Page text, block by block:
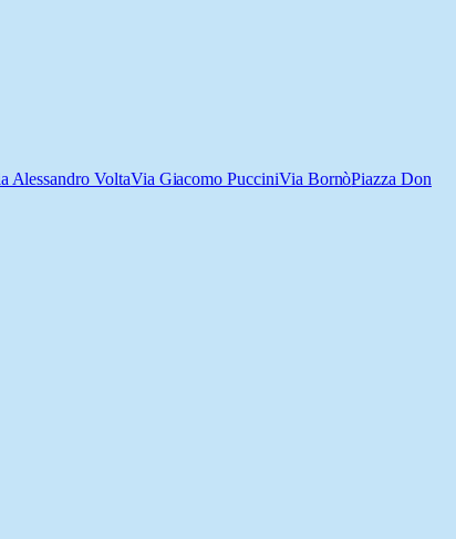
Alessandro VoltaVia Giacomo PucciniVia BornòPiazza Don